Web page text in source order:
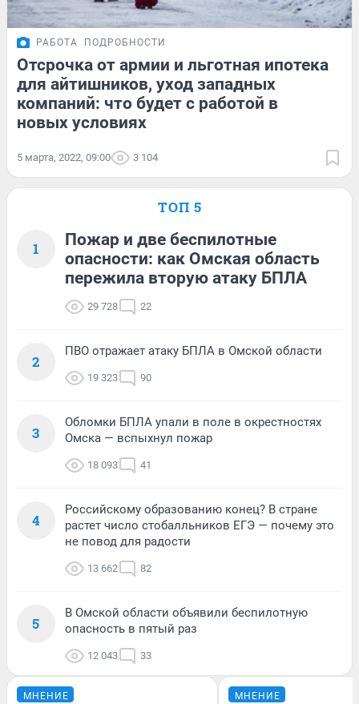
РАБОТА ПОДРОБНОСТИ
Отсрочка от армии и льготная ипотека
для айтишников, уход западных
компаний: что будет с работой в
новых условиях
5 марта, 2022, 09:00 3 104
ТОП 5
1
Пожар и две беспилотные
опасности: как Омская область
пережила вторую атаку БПЛА
29 728 22
2
ПВО отражает атаку БПЛА в Омской области
19 323 90
3
Обломки БПЛА упали в поле в окрестностях
Омска — вспыхнул пожар
18 093 41
4
Российскому образованию конец? В стране
растет число стобалльников ЕГЭ — почему это
не повод для радости
13 662 82
5
В Омской области объявили беспилотную
опасность в пятый раз
12 043 33
МНЕНИЕ МНЕНИЕ